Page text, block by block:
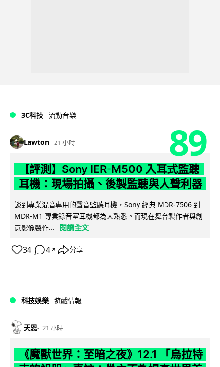
3C科技 流動音樂
Lawton 21 小時 89
【評測】Sony IER-M500 入耳式監聽
耳機：現場拍攝、後製監聽與人聲利器
談到專業混音專用的聲音監聽耳機，Sony 經典 MDR-7506 到
MDR-M1 專業錄音室耳機都為人熟悉。而現在舞台製作者與創
意影像製作...
閱讀全文
34 4 ↗ 分享
科技娛樂 遊戲情報
天恩 21 小時
《魔獸世界：至暗之夜》12.1 「烏拉特